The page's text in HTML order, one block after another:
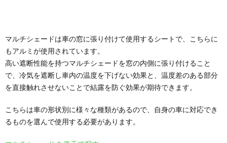
マルチシェードは車の窓に張り付けて使用するシートで、こちらに
もアルミが使用されています。
高い遮断性能を持つマルチシェードを窓の内側に張り付けること
で、冷気を遮断し車内の温度を下げない効果と、温度差のある部分
を直接触れさせないことで結露を防ぐ効果が期待できます。
こちらは車の形状別に様々な種類があるので、自身の車に対応でき
るものを選んで使用する必要があります。